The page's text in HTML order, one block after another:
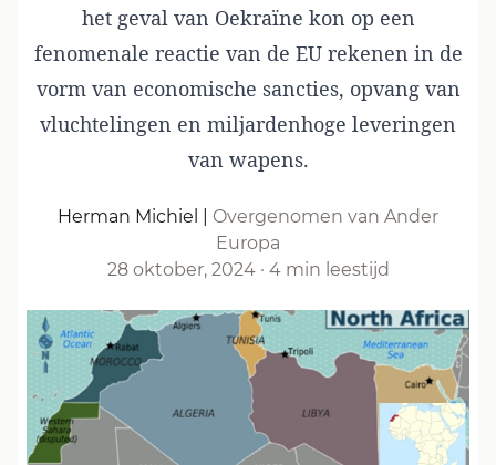
het geval van Oekraïne kon op een
fenomenale reactie van de EU rekenen in de
vorm van economische sancties, opvang van
vluchtelingen en miljardenhoge leveringen
van wapens.
Herman Michiel
Overgenomen van Ander
Europa
28 oktober, 2024 · 4 min leestijd